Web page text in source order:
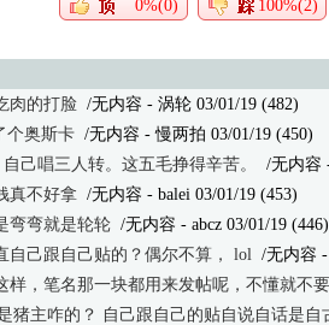
0%(0) 100%(2)
肉的打脸 /无内容 - 涡轮 03/01/19 (482)
个奥斯卡 /无内容 - 慢两拍 03/01/19 (450)
己唱三人转。这五毛挣得辛苦。
/无内容
真不好拿 /无内容 - balei 03/01/19 (453)
弯弯就是轮轮 /无内容 - abcz 03/01/19 (446)
自己跟自己贴的？偶尔不算， lol /无内容
样，笔名那一块都用来发帖呢，不懂就不
猪主咋的？ 自己跟自己的贴自说自话是自